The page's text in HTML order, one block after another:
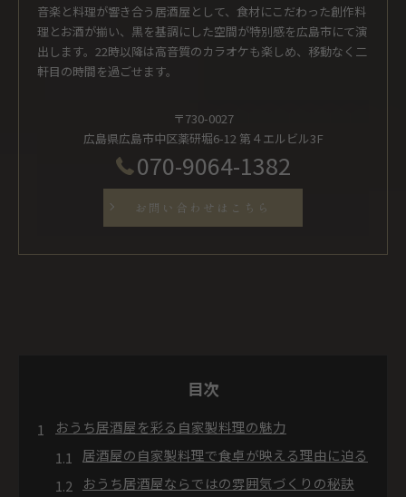
音楽と料理が響き合う居酒屋として、食材にこだわった創作料
理とお酒が揃い、黒を基調にした空間が特別感を広島市にて演
出します。22時以降は高音質のカラオケも楽しめ、移動なく二
軒目の時間を過ごせます。
〒730-0027
広島県広島市中区薬研堀6-12 第４エルビル3F
070-9064-1382
お問い合わせはこちら
目次
おうち居酒屋を彩る自家製料理の魅力
居酒屋の自家製料理で食卓が映える理由に迫る
おうち居酒屋ならではの雰囲気づくりの秘訣